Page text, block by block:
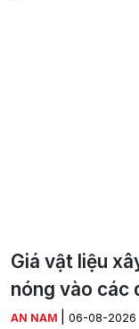
Giá vật liệu
nóng vào các
AN NAM 06-08-2026